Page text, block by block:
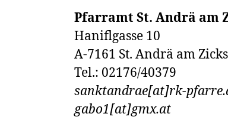
Pfarramt St. Andrä am
Haniflgasse 10
A-7161 St. Andrä am
Tel.: 02176/40379
sanktandrae[at]rk-
gabo1[at]gmx.at